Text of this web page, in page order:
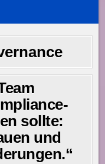
sollte:
und